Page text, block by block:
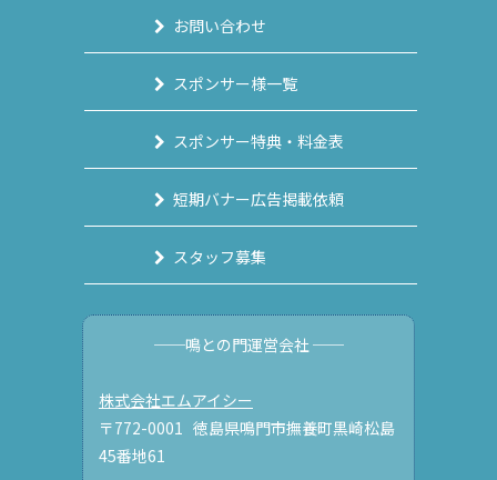
お問い合わせ
スポンサー様一覧
スポンサー特典・料金表
短期バナー広告掲載依頼
スタッフ募集
──鳴との門運営会社 ──
株式会社エムアイシー
〒772-0001 徳島県鳴門市撫養町黒崎松島
45番地61